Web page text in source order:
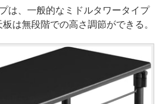
は、一般的なミドルタワータイプ
は無段階での高さ調節ができる。